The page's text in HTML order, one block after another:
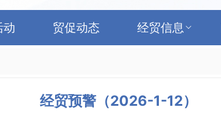
动 贸促动态 经贸信息
经贸预警（2026-1-12）